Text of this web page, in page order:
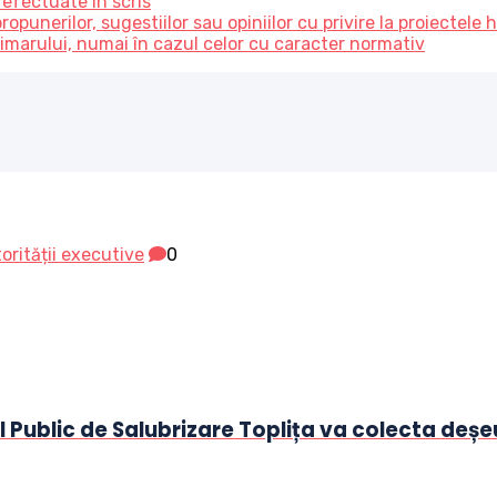
sugestiilor sau opiniilor cu privire la proiectele
numai în cazul celor cu caracter normativ
executive 0
Public de Salubrizare Toplița va colecta